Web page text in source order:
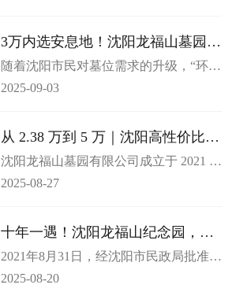
幅饱含人文关怀的生命画卷。​
3万内选安息地！沈阳龙福山墓园优
选
随着沈阳市民对墓位需求的升级，“环境
优美、服务贴心、价格亲民” 的墓园已
内即可在这里觅得理想安息之所。
2025-09-03
从 2.38 万到 5 万｜沈阳高性价比公
墓，全价位段品质不打折
沈阳龙福山墓园有限公司成立于 2021 年
8 月 31 日，作为市民政局批准的合法经
障。园区坐落于沈北新区马刚街道中寺
社区，定位为现代化生命纪念园，集休
闲、观光、祭祀功能于一体，以人文情
怀承载对生命的尊重与缅怀。
2025-08-27
十年一遇！沈阳龙福山纪念园，官
方认证的追思圣地
2021年8月31日，经沈阳市民政局批准设
立的龙福山纪念园有限公司正式开园运
2025-08-20